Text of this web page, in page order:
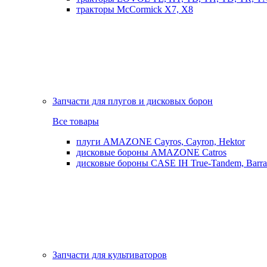
тракторы McCormick X7, X8
Запчасти для плугов и дисковых борон
Все товары
плуги AMAZONE Cayros, Cayron, Hektor
дисковые бороны AMAZONE Catros
дисковые бороны CASE IH True-Tandem,
Запчасти для культиваторов